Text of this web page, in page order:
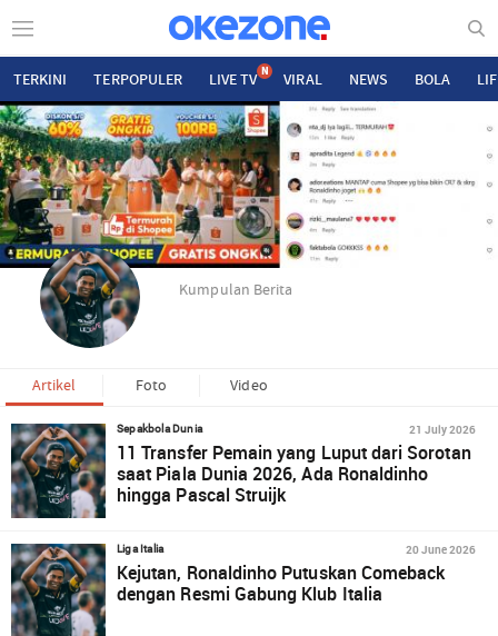
TERKINI TERPOPULER LIVE TV N VIRAL NEWS BOLA
Kumpulan Berita
Artikel Foto Video
Sepakbola Dunia 21 July 2026
11 Transfer Pemain yang Luput dari Sorotan
saat Piala Dunia 2026, Ada Ronaldinho
hingga Pascal Struijk
Liga Italia 20 June 2026
Kejutan, Ronaldinho Putuskan Comeback
dengan Resmi Gabung Klub Italia